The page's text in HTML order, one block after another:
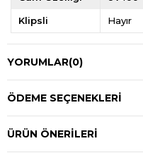
Klipsli Hayır
YORUMLAR(0)
ÖDEME SEÇENEKLERI
ÜRÜN ÖNERILERI